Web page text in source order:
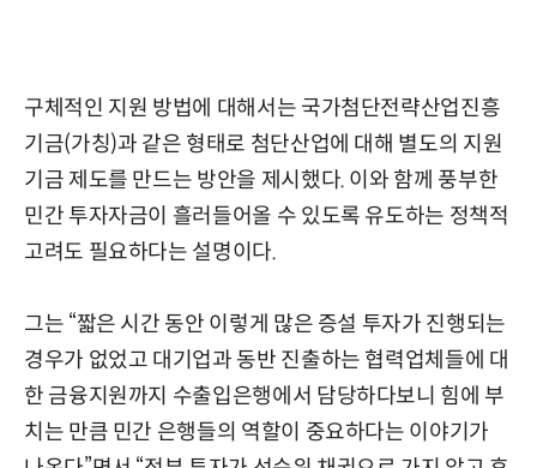
구체적인 지원 방법에 대해서는 국가첨단전략산업진흥
기금(가칭)과 같은 형태로 첨단산업에 대해 별도의 지원
기금 제도를 만드는 방안을 제시했다. 이와 함께 풍부한
민간 투자자금이 흘러들어올 수 있도록 유도하는 정책적
고려도 필요하다는 설명이다.
그는 “짧은 시간 동안 이렇게 많은 증설 투자가 진행되는
경우가 없었고 대기업과 동반 진출하는 협력업체들에 대
한 금융지원까지 수출입은행에서 담당하다보니 힘에 부
치는 만큼 민간 은행들의 역할이 중요하다는 이야기가